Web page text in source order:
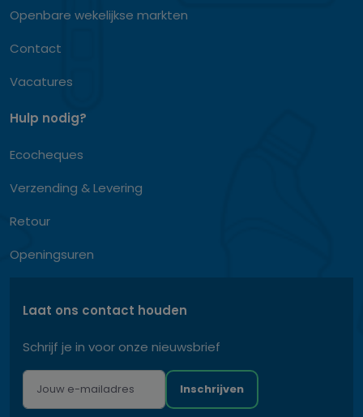
Openbare wekelijkse markten
Contact
Vacatures
Hulp nodig?
Ecocheques
Verzending & Levering
Retour
Openingsuren
Laat ons contact houden
Schrijf je in voor onze nieuwsbrief
Inschrijven